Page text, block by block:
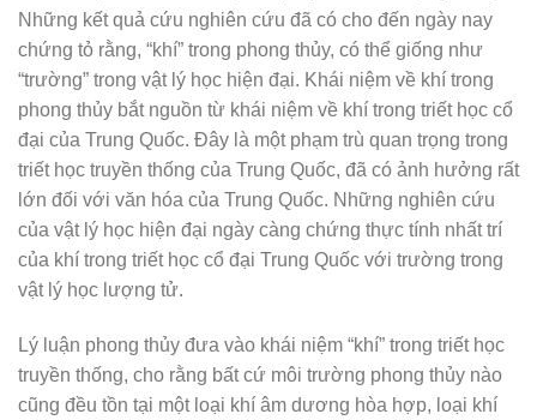
Những kết quả cứu nghiên cứu đã có cho đến ngày nay
chứng tỏ rằng, “khí” trong phong thủy, có thể giống như
“trường” trong vật lý học hiện đại. Khái niệm về khí trong
phong thủy bắt nguồn từ khái niệm về khí trong triết học cổ
đại của Trung Quốc. Đây là một phạm trù quan trọng trong
triết học truyền thống của Trung Quốc, đã có ảnh hưởng rất
lớn đối với văn hóa của Trung Quốc. Những nghiên cứu
của vật lý học hiện đại ngày càng chứng thực tính nhất trí
của khí trong triết học cổ đại Trung Quốc với trường trong
vật lý học lượng tử.
Lý luận phong thủy đưa vào khái niệm “khí” trong triết học
truyền thống, cho rằng bất cứ môi trường phong thủy nào
cũng đều tồn tại một loại khí âm dương hòa hợp, loại khí